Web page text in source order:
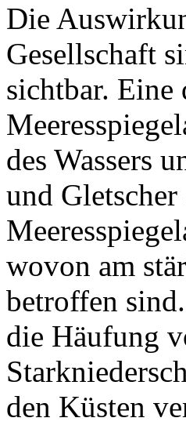
Die
Gesellschaft
sichtbar. Eine
des Wassers
und
wovon am
betroffen
die Häufung
den Küsten